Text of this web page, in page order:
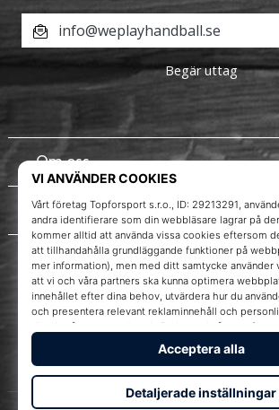
Om oss
Kundtjänst
info@weplayhandball.se
Begär uttag